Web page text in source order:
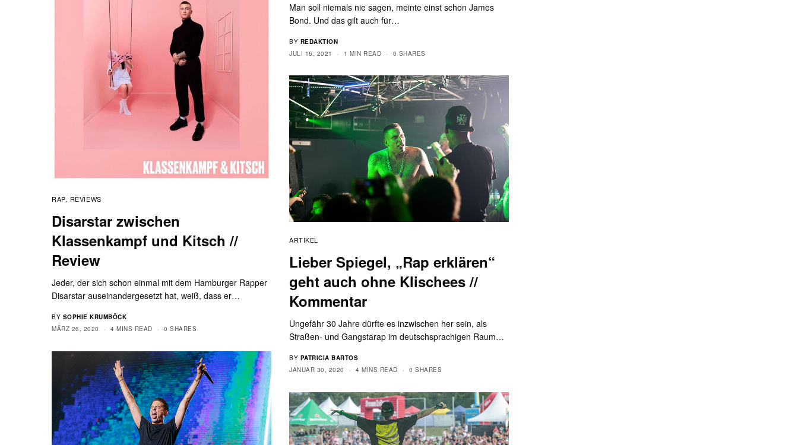
Man soll niemals nie sagen, meinte einst schon James
Bond. Und das gilt auch für…
BY REDAKTION
JULI 16, 2021
1 MIN READ 0 SHARES
RAP, REVIEWS
Disarstar zwischen
Klassenkampf und Kitsch //
Review
Jeder, der sich schon einmal mit dem Hamburger Rapper
Disarstar auseinandergesetzt hat, weiß, dass er…
BY SOPHIE KRUMBÖCK
MÄRZ 26, 2020
4 MINS READ 0 SHARES
ARTIKEL
Lieber Spiegel, „Rap erklären“
geht auch ohne Klischees //
Kommentar
Ungefähr 30 Jahre dürfte es inzwischen her sein, als
Straßen- und Gangstarap im deutschsprachigen Raum…
BY PATRICIA BARTOS
JANUAR 30, 2020
4 MINS READ 0 SHARES